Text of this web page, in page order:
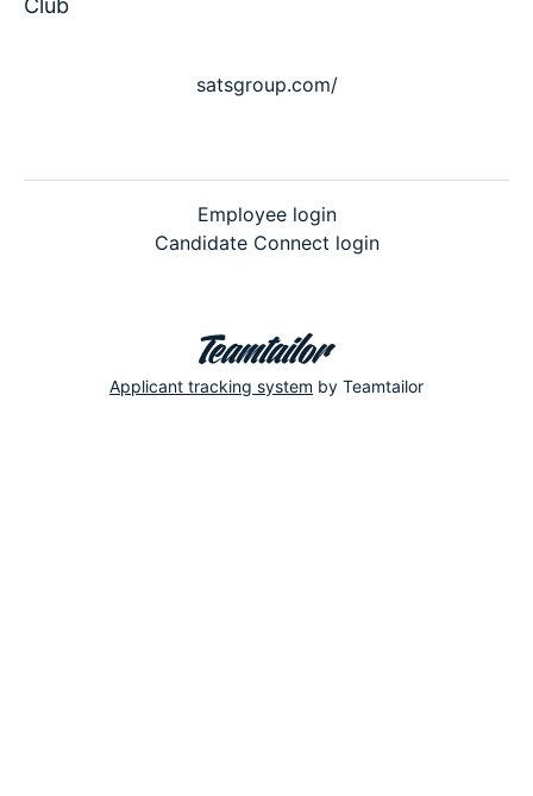
Club
satsgroup.com/
Employee login
Candidate Connect login
Applicant tracking system by Teamtailor